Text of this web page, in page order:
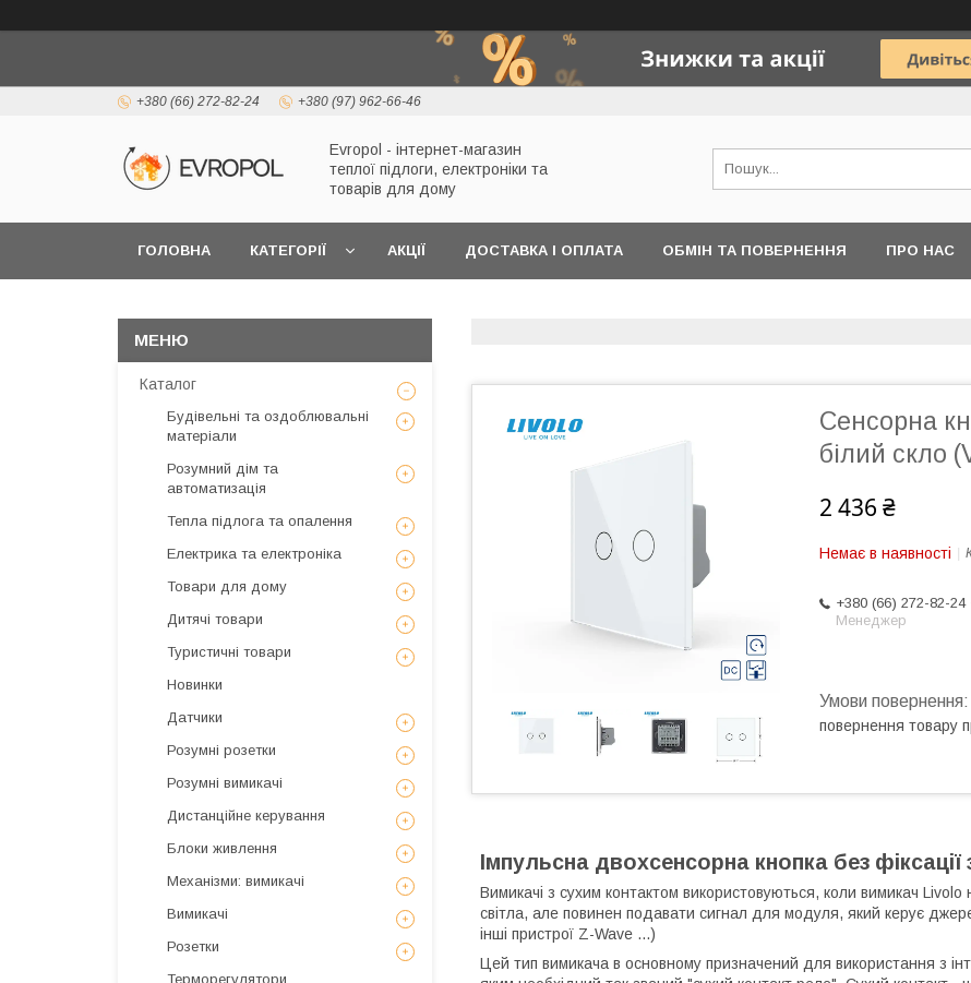
+380 (66) 272-82-24 +380 (97) 962-66-46
Evropol - інтернет-магазин
теплої підлоги, електроніки та
товарів для дому
ГОЛОВНА КАТЕГОРІЇ АКЦІЇ ДОСТАВКА І ОПЛАТА ОБМІН ТА ПОВЕРНЕННЯ ПРО НАС
Сенсорна
білий скло
2 436 ₴
Немає в наявності
+380 (66) 272-82-24
Менеджер
повернення товару
Імпульсна двохсенсорна кнопка без
Вимикачі з сухим контактом використовуються, коли вимикач
світла, але повинен подавати сигнал для модуля, який керує
інші пристрої Z-Wave ...)
Цей тип вимикача в основному призначений для використання з
Каталог
Будівельні та оздоблювальні
матеріали
Розумний дім та
автоматизація
Тепла підлога та опалення
Електрика та електроніка
Товари для дому
Дитячі товари
Туристичні товари
Новинки
Датчики
Розумні розетки
Розумні вимикачі
Дистанційне керування
Блоки живлення
Механізми: вимикачі
Вимикачі
Розетки
Терморегулятори